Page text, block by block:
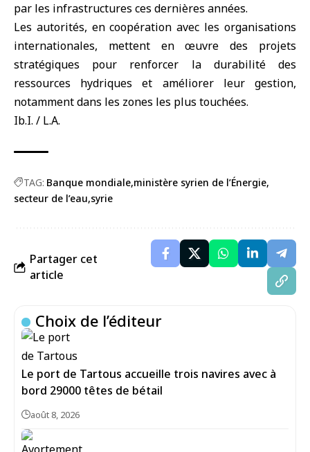
par les infrastructures ces dernières années.
Les autorités, en coopération avec les organisations
internationales, mettent en œuvre des projets
stratégiques pour renforcer la durabilité des
ressources hydriques et améliorer leur gestion,
notamment dans les zones les plus touchées.
Ib.I. / L.A.
TAG: Banque mondiale ministère syrien de l’Énergie
secteur de l’eau syrie
Partager cet
article
Choix de l’éditeur
Le port de Tartous accueille trois navires avec à
bord 29000 têtes de bétail
août 8, 2026